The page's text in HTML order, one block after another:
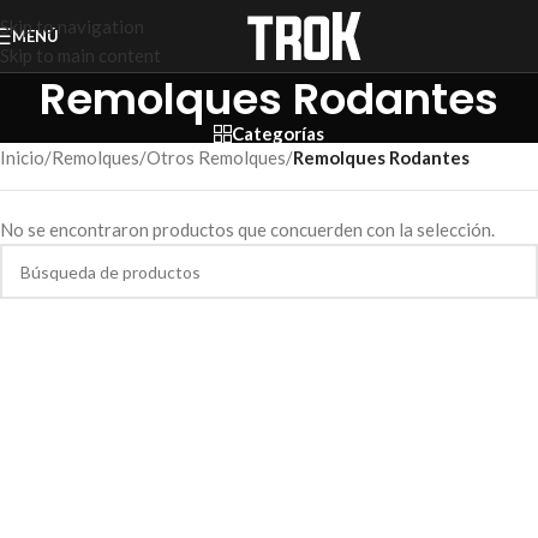
Skip to navigation
Skip to main content
MENÚ
Remolques Rodantes
Categorías
Inicio/Remolques/Otros Remolques/Remolques Rodantes
No se encontraron productos que concuerden con la selección.